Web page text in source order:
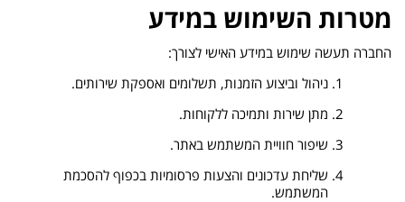
מטרות השימוש במידע
החברה תעשה שימוש במידע האישי לצורך:
ניהול וביצוע הזמנות, תשלומים ואספקת שירותים.
מתן שירות ותמיכה ללקוחות.
שיפור חוויית המשתמש באתר.
שליחת עדכונים והצעות פרסומיות בכפוף להסכמת
המשתמש.